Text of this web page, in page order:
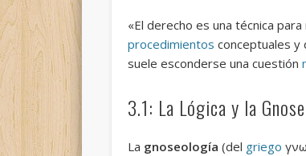
«El derecho es una técnica
procedimientos conceptuales y
suele esconderse una cuestión
3.1: La Lógica y la
La gnoseología (del griego